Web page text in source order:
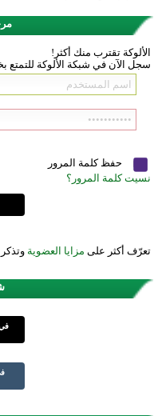
الألوكة تقترب منك أكثر!
سجل الآن في شبكة الألوكة للتمتع
حفظ كلمة المرور
نسيت كلمة المرور؟
تعرّف أكثر على مزايا العضوية